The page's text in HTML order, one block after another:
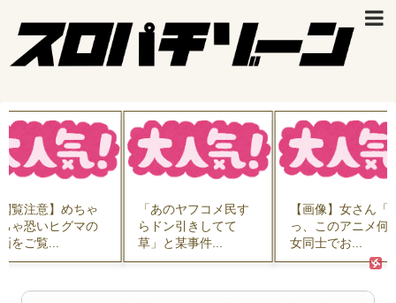
覧注意】めちゃ
ゃ恐いヒグマの
をご覧...
「あのヤフコメ民す
らドン引きしてて
草」と某事件...
【画像】女さん「
っ、このアニメ何
女同士でお...